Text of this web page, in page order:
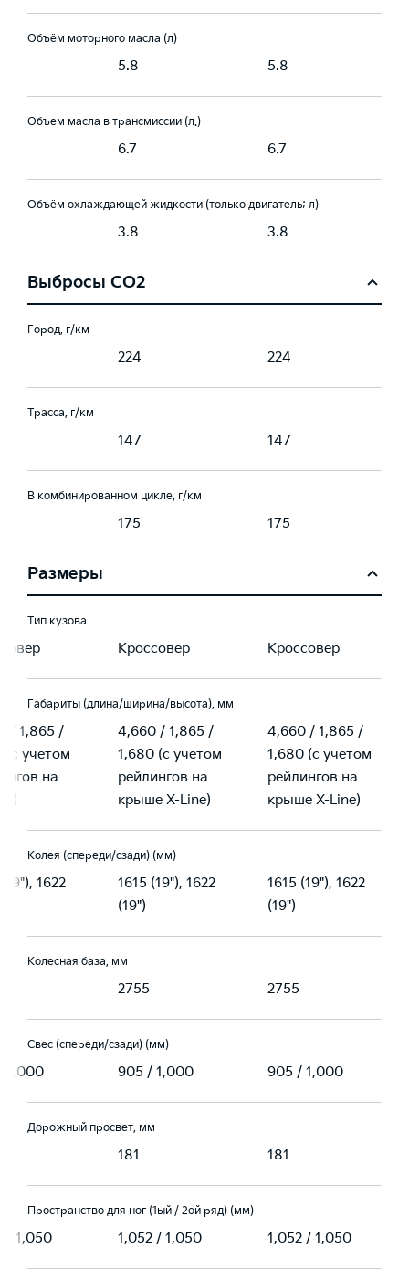
Объём моторного масла (л)
5.8 5.8
Объем масла в трансмиссии (л.)
6.7 6.7
Объём охлаждающей жидкости (только двигатель; л)
3.8 3.8
Выбросы CO2
Город, г/км
224 224
Трасса, г/км
147 147
В комбинированном цикле, г/км
175 175
Размеры
Тип кузова
Кроссовер Кроссовер
Габариты (длина/ширина/высота), мм
/ 1,865 /
(с учетом
на
4,660 / 1,865 /
1,680 (с учетом
рейлингов на
крыше X-Line)
4,660 / 1,865 /
1,680 (с учетом
рейлингов на
крыше X-Line)
Колея (спереди/сзади) (мм)
1622
1615 (19"), 1622
(19")
1615 (19"), 1622
(19")
Колесная база, мм
2755 2755
Свес (спереди/сзади) (мм)
1,000 905 / 1,000 905 / 1,000
Дорожный просвет, мм
181 181
Пространство для ног (1ый / 2ой ряд) (мм)
/ 1,050 1,052 / 1,050 1,052 / 1,050